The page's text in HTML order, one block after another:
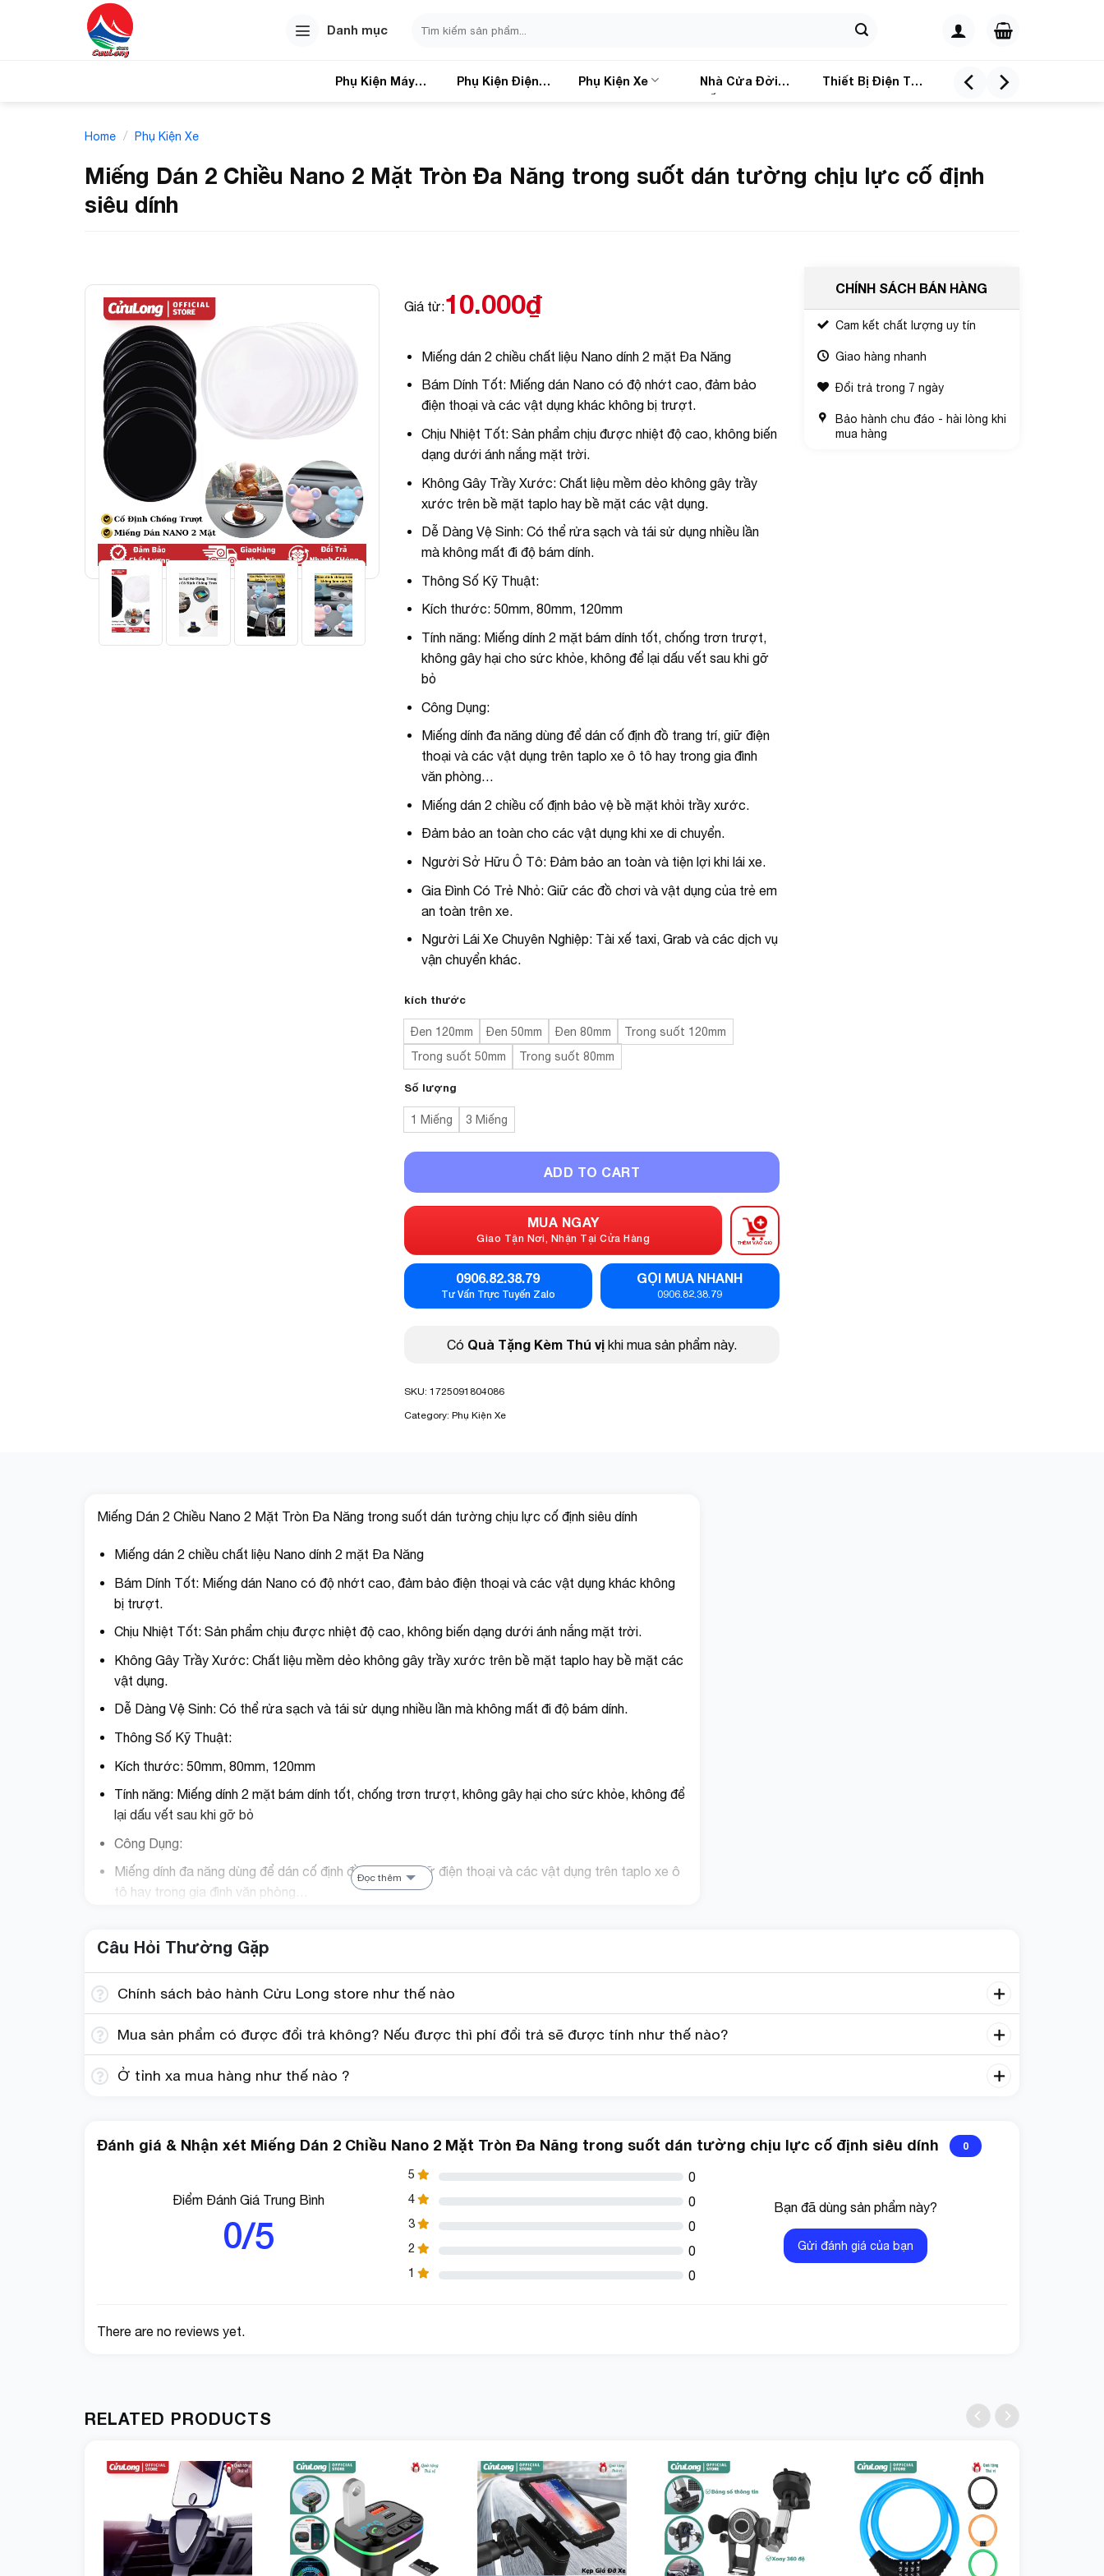
Danh mục
for:
Phụ Kiện Điện
Phụ Kiện Xe
Nhà Cửa Đời
Sống
Thiết Bị Điện Tử
Phụ Kiện Máy
Home / Phụ Kiện Xe
Miếng Dán 2 Chiều Nano 2 Mặt Tròn Đa Năng trong suốt dán tường chịu lực cố định
siêu dính
Giá từ:10.000₫
Miếng dán 2 chiều chất liệu Nano dính 2 mặt Đa Năng
Bám Dính Tốt: Miếng dán Nano có độ nhớt cao, đảm bảo
điện thoại và các vật dụng khác không bị trượt.
Chịu Nhiệt Tốt: Sản phẩm chịu được nhiệt độ cao, không biến
dạng dưới ánh nắng mặt trời.
Không Gây Trầy Xước: Chất liệu mềm dẻo không gây trầy
xước trên bề mặt taplo hay bề mặt các vật dụng.
Dễ Dàng Vệ Sinh: Có thể rửa sạch và tái sử dụng nhiều lần
mà không mất đi độ bám dính.
Thông Số Kỹ Thuật:
Kích thước: 50mm, 80mm, 120mm
Tính năng: Miếng dính 2 mặt bám dính tốt, chống trơn trượt,
không gây hại cho sức khỏe, không để lại dấu vết sau khi gỡ
bỏ
Công Dụng:
Miếng dính đa năng dùng để dán cố định đồ trang trí, giữ điện
thoại và các vật dụng trên taplo xe ô tô hay trong gia đình
văn phòng…
Miếng dán 2 chiều cố định bảo vệ bề mặt khỏi trầy xước.
Đảm bảo an toàn cho các vật dụng khi xe di chuyển.
Người Sở Hữu Ô Tô: Đảm bảo an toàn và tiện lợi khi lái xe.
Gia Đình Có Trẻ Nhỏ: Giữ các đồ chơi và vật dụng của trẻ em
an toàn trên xe.
Người Lái Xe Chuyên Nghiệp: Tài xế taxi, Grab và các dịch vụ
vận chuyển khác.
kích thước
Đen 120mm Đen 50mm Đen 80mm
Trong suốt 120mm
Trong suốt 50mm
Trong suốt 80mm
Số lượng
1 Miếng 3 Miếng
ADD TO CART
MUA NGAY
Giao Tận Nơi, Nhận Tại Cửa Hàng THÊM VÀO GIỎ
0906.82.38.79
Tư Vấn Trực Tuyến Zalo
GỌI MUA NHANH
0906.82.38.79
Có Quà Tặng Kèm Thú vị khi mua sản phẩm này.
SKU:1725091804086
Category:Phụ Kiện Xe
CHÍNH SÁCH BÁN HÀNG
Cam kết chất lượng uy tín
Giao hàng nhanh
Đổi trả trong 7 ngày
Bảo hành chu đáo - hài lòng khi
mua hàng
Miếng Dán 2 Chiều Nano 2 Mặt Tròn Đa Năng trong suốt dán tường chịu lực cố định siêu dính
Miếng dán 2 chiều chất liệu Nano dính 2 mặt Đa Năng
Bám Dính Tốt: Miếng dán Nano có độ nhớt cao, đảm bảo điện thoại và các vật dụng khác không
bị trượt.
Chịu Nhiệt Tốt: Sản phẩm chịu được nhiệt độ cao, không biến dạng dưới ánh nắng mặt trời.
Không Gây Trầy Xước: Chất liệu mềm dẻo không gây trầy xước trên bề mặt taplo hay bề mặt các
vật dụng.
Dễ Dàng Vệ Sinh: Có thể rửa sạch và tái sử dụng nhiều lần mà không mất đi độ bám dính.
Thông Số Kỹ Thuật:
Kích thước: 50mm, 80mm, 120mm
Tính năng: Miếng dính 2 mặt bám dính tốt, chống trơn trượt, không gây hại cho sức khỏe, không để
lại dấu vết sau khi gỡ bỏ
Công Dụng:
Miếng dính đa năng dùng để dán cố định đồ trang trí, giữ điện thoại và các vật dụng trên taplo xe ô
tô hay trong gia đình văn phòng…
Đảm bảo an toàn cho các vật dụng khi xe di chuyển.
Người Sở Hữu Ô Tô: Đảm bảo an toàn và tiện lợi khi lái xe.
Gia Đình Có Trẻ Nhỏ: Giữ các đồ chơi và vật dụng của trẻ em an toàn trên xe.
Người Lái Xe Chuyên Nghiệp: Tài xế taxi, Grab và các dịch vụ vận chuyển khác.
Đọc thêm
Câu Hỏi Thường Gặp
Chính sách bảo hành Cửu Long store như thế nào
Mua sản phẩm có được đổi trả không? Nếu được thì phí đổi trả sẽ được tính như thế nào?
Ở tỉnh xa mua hàng như thế nào ?
Đánh giá & Nhận xét Miếng Dán 2 Chiều Nano 2 Mặt Tròn Đa Năng trong suốt dán tường chịu lực cố định siêu dính 0
Điểm Đánh Giá Trung Bình
0/5
5 0
4 0
3 0
2 0
1 0
Bạn đã dùng sản phẩm này?
Gửi đánh giá của bạn
There are no reviews yet.
RELATED PRODUCTS